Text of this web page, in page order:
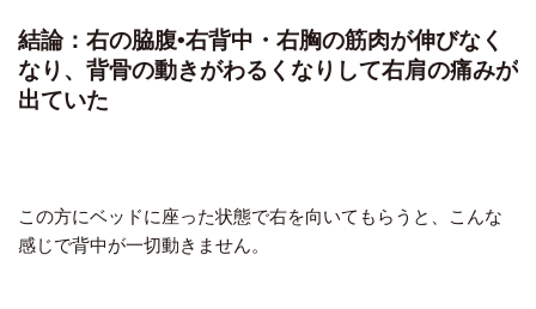
結論：右の脇腹•右背中・右胸の筋肉が伸びなく
なり、背骨の動きがわるくなりして右肩の痛みが
出ていた
この方にベッドに座った状態で右を向いてもらうと、こんな
感じで背中が一切動きません。